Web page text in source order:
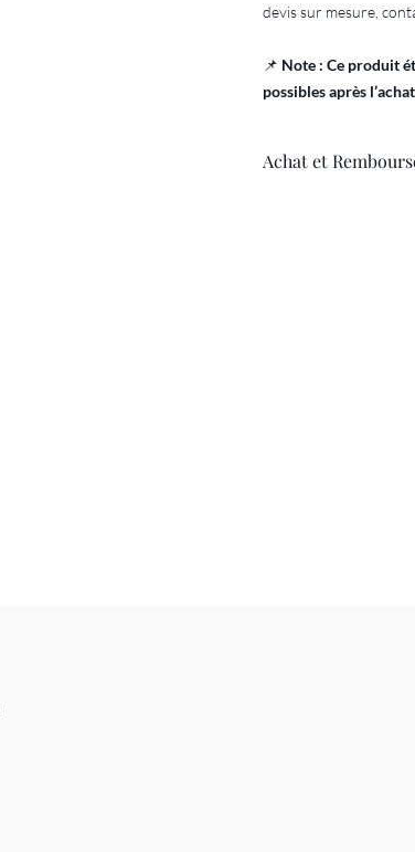
devis sur mesure,
📌 Note : Ce produit
possibles après
Achat et